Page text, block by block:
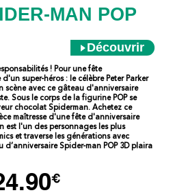
MAN POP
Découvrir
! Pour une fête
super-héros : le célèbre Peter Parker
scène avec ce gâteau d'anniversaire
Sous le corps de la figurine POP se
chocolat Spiderman. Achetez ce
maîtresse d'une fête d'anniversaire
est l'un des personnages les plus
et traverse les générations avec
Spider-man POP 3D plaira
€